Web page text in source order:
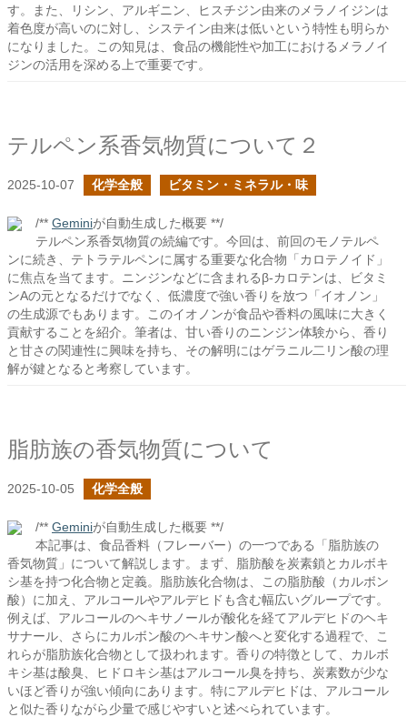
す。また、リシン、アルギニン、ヒスチジン由来のメラノイジンは
着色度が高いのに対し、システイン由来は低いという特性も明らか
になりました。この知見は、食品の機能性や加工におけるメラノイ
ジンの活用を深める上で重要です。
テルペン系香気物質について２
2025-10-07 化学全般 ビタミン・ミネラル・味
/** Geminiが自動生成した概要 **/
テルペン系香気物質の続編です。今回は、前回のモノテルペ
ンに続き、テトラテルペンに属する重要な化合物「カロテノイド」
に焦点を当てます。ニンジンなどに含まれるβ-カロテンは、ビタミ
ンAの元となるだけでなく、低濃度で強い香りを放つ「イオノン」
の生成源でもあります。このイオノンが食品や香料の風味に大きく
貢献することを紹介。筆者は、甘い香りのニンジン体験から、香り
と甘さの関連性に興味を持ち、その解明にはゲラニル二リン酸の理
解が鍵となると考察しています。
脂肪族の香気物質について
2025-10-05 化学全般
/** Geminiが自動生成した概要 **/
本記事は、食品香料（フレーバー）の一つである「脂肪族の
香気物質」について解説します。まず、脂肪酸を炭素鎖とカルボキ
シ基を持つ化合物と定義。脂肪族化合物は、この脂肪酸（カルボン
酸）に加え、アルコールやアルデヒドも含む幅広いグループです。
例えば、アルコールのヘキサノールが酸化を経てアルデヒドのヘキ
サナール、さらにカルボン酸のヘキサン酸へと変化する過程で、こ
れらが脂肪族化合物として扱われます。香りの特徴として、カルボ
キシ基は酸臭、ヒドロキシ基はアルコール臭を持ち、炭素数が少な
いほど香りが強い傾向にあります。特にアルデヒドは、アルコール
と似た香りながら少量で感じやすいと述べられています。